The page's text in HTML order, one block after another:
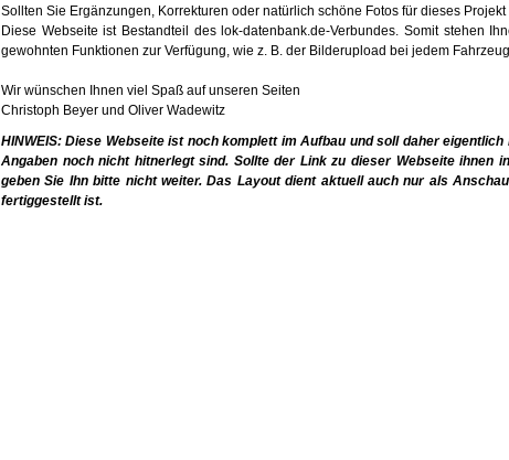
Sollten Sie Ergänzungen, Korrekturen oder natürlich schöne Fotos für dieses
Diese Webseite ist Bestandteil des lok-datenbank.de-Verbundes. Somit stehen
gewohnten Funktionen zur Verfügung, wie z. B. der Bilderupload bei jedem
Wir wünschen Ihnen viel Spaß auf unseren Seiten
Christoph Beyer und Oliver Wadewitz
HINWEIS: Diese Webseite ist noch komplett im Aufbau und soll daher
Angaben noch nicht hitnerlegt sind. Sollte der Link zu dieser Webseite ihnen
geben Sie Ihn bitte nicht weiter. Das Layout dient aktuell auch nur als
fertiggestellt ist.